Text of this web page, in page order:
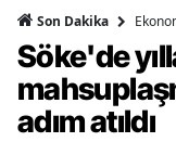
Son Dakika
Söke'de
adım atıldı